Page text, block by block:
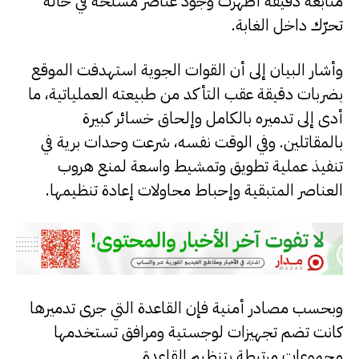
تحرّك داخل الغابة.
وأشار البيان إلى أن القوات الجوية استهدفت الموقع
بضربات دقيقة عقب التأكد من طبيعته العملياتية، ما
أدى إلى تدميره بالكامل وإلحاق خسائر كبيرة
بالمقاتلين. وفي الوقت نفسه، شرعت وحدات برية في
تنفيذ عملية تطويق وتمشيط واسعة لمنع هروب
العناصر المتبقية وإحباط محاولات إعادة تنظيمها.
وبحسب مصادر أمنية فإن القاعدة التي جرى تدميرها
كانت تضم تجهيزات لوجستية ومرافق تستخدمها